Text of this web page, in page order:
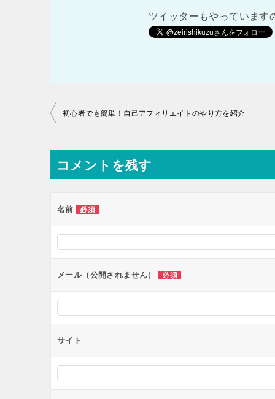
ツイッターもやっています
投
ナ
ビ
ー
ョ
ン
初心者でも簡単！自己アフィリエイトのやり方を紹介
コメントを残す
名前 必須
メール（公開されません） 必須
サイト